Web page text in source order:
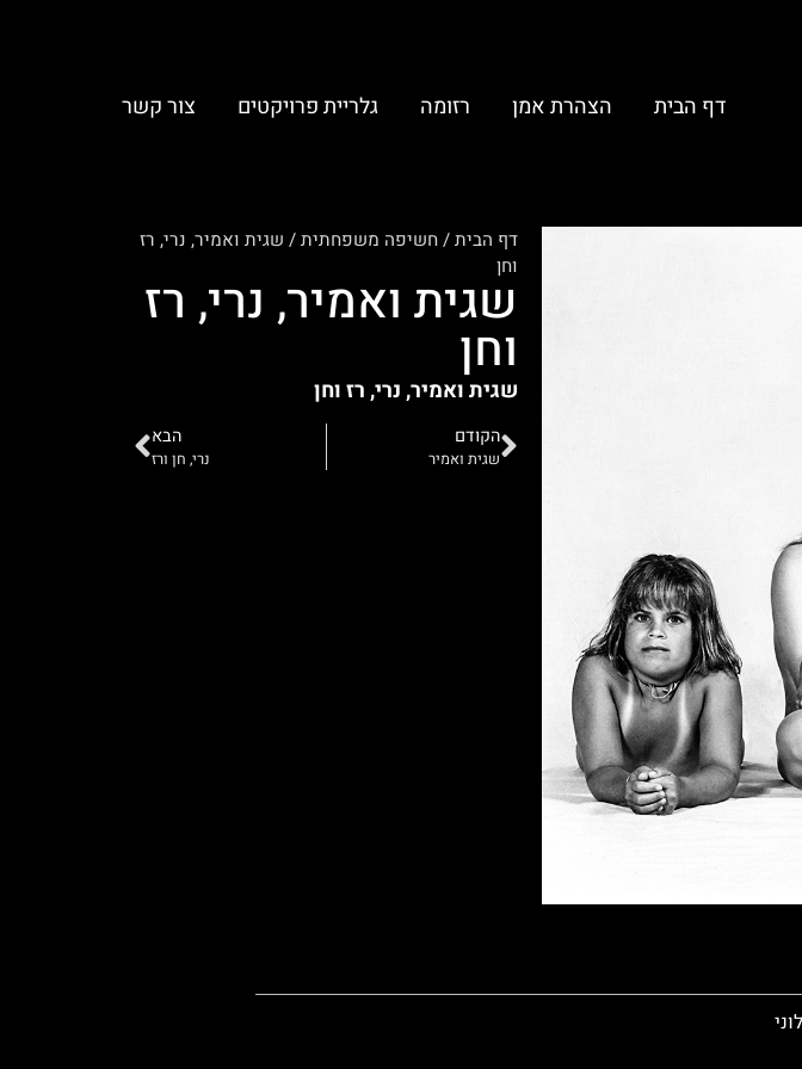
דף הבית הצהרת אמן רזומה גלריית פרויקטים צור קשר
דף הבית/חשיפה משפחתית/ שגית ואמיר, נרי, רז
וחן
שגית ואמיר, נרי, רז
וחן
שגית ואמיר, נרי, רז וחן
הקודם
שגית ואמיר
הבא
נרי, חן ורז